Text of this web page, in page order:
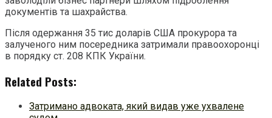
документів та шахрайства.
Після одержання 35 тис доларів США прокурора та
залученого ним посередника затримали правоохоронці
в порядку ст. 208 КПК України.
Related Posts:
Затримано адвоката, який видав уже ухвалене